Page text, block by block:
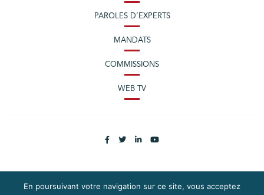
PAROLES D’EXPERTS
MANDATS
COMMISSIONS
WEB TV
En poursuivant votre navigation sur ce site, vous acceptez